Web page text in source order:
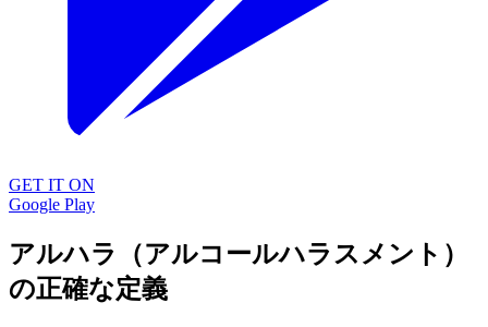
GET IT ON
Google Play
アルハラ（アルコールハラスメント）
の正確な定義